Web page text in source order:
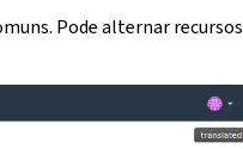
Pode alternar recursos